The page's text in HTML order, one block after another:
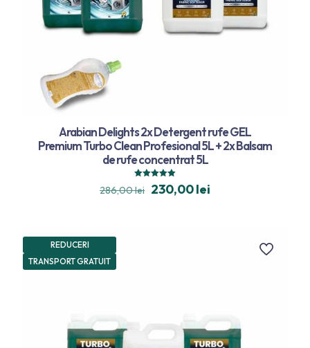
Arabian Delights 2x Detergent rufe GEL
Premium Turbo Clean Profesional 5L + 2x Balsam
de rufe concentrat 5L
Evaluat la
5.00
286,00lei 230,00lei
REDUCERI
TRANSPORT GRATUIT